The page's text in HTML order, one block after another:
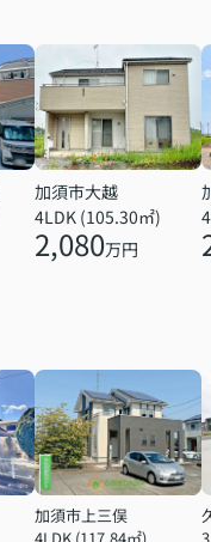
加須市大越
4LDK (105.30㎡)
2,080万円
加須市上三俣